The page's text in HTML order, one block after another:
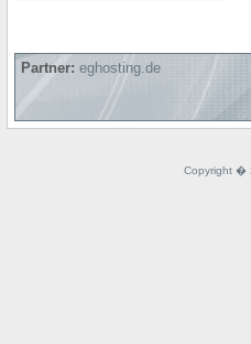
Partner: eghosting.de
Copyright �